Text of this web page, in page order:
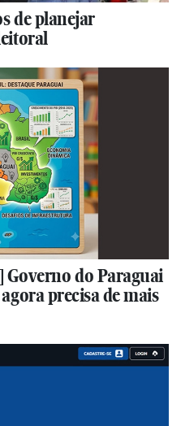
de planejar
Governo do Paraguai
precisa de mais